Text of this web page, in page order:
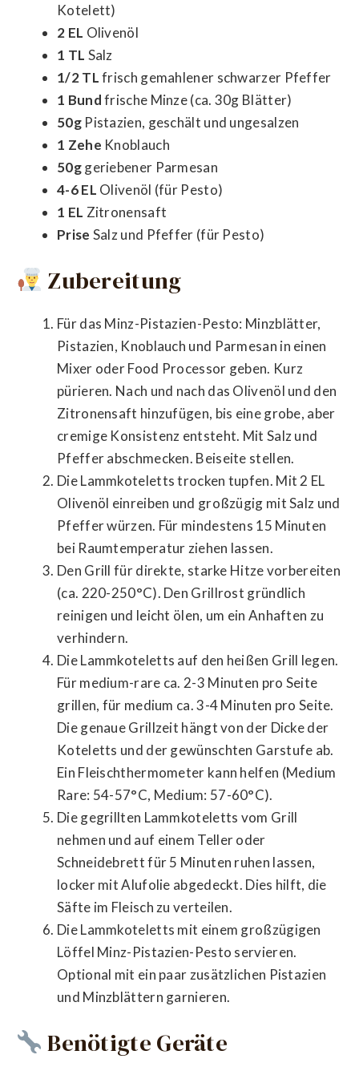
Kotelett)
2 EL Olivenöl
1 TL Salz
1/2 TLfrisch gemahlener schwarzer Pfeffer
1 Bundfrische Minze (ca. 30g Blätter)
50gPistazien, geschält und ungesalzen
1 Zehe Knoblauch
50ggeriebener Parmesan
4-6 EL Olivenöl (für Pesto)
1 EL Zitronensaft
Prise Salz und Pfeffer (für Pesto)
Zubereitung
Für das Minz-Pistazien-Pesto: Minzblätter,
Pistazien, Knoblauch und Parmesan in einen
Mixer oder Food Processor geben. Kurz
pürieren. Nach und nach das Olivenöl und den
Zitronensaft hinzufügen, bis eine grobe, aber
cremige Konsistenz entsteht. Mit Salz und
Pfeffer abschmecken. Beiseite stellen.
Die Lammkoteletts trocken tupfen. Mit 2 EL
Olivenöl einreiben und großzügig mit Salz und
Pfeffer würzen. Für mindestens 15 Minuten
bei Raumtemperatur ziehen lassen.
Den Grill für direkte, starke Hitze vorbereiten
(ca. 220-250°C). Den Grillrost gründlich
reinigen und leicht ölen, um ein Anhaften zu
verhindern.
Die Lammkoteletts auf den heißen Grill legen.
Für medium-rare ca. 2-3 Minuten pro Seite
grillen, für medium ca. 3-4 Minuten pro Seite.
Die genaue Grillzeit hängt von der Dicke der
Koteletts und der gewünschten Garstufe ab.
Ein Fleischthermometer kann helfen (Medium
Rare: 54-57°C, Medium: 57-60°C).
Die gegrillten Lammkoteletts vom Grill
nehmen und auf einem Teller oder
Schneidebrett für 5 Minuten ruhen lassen,
locker mit Alufolie abgedeckt. Dies hilft, die
Säfte im Fleisch zu verteilen.
Die Lammkoteletts mit einem großzügigen
Löffel Minz-Pistazien-Pesto servieren.
Optional mit ein paar zusätzlichen Pistazien
und Minzblättern garnieren.
Benötigte Geräte